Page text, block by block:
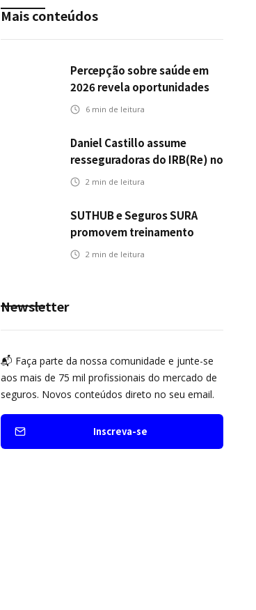
Mais conteúdos
Percepção sobre saúde em
2026 revela oportunidades
para o mercado de seguros
prevenção
6 min de leitura
Daniel Castillo assume
resseguradoras do IRB(Re) no
exterior
2 min de leitura
SUTHUB e Seguros SURA
promovem treinamento
conjunto para fortalecer a
2 min de leitura
Newsletter
📬 Faça parte da nossa comunidade e junte-se
aos mais de 75 mil profissionais do mercado de
seguros. Novos conteúdos direto no seu email.
Inscreva-se